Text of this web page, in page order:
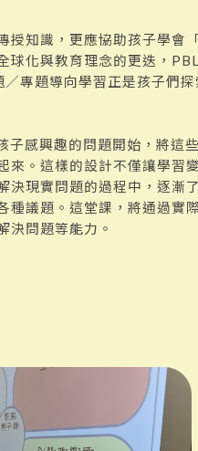
授知識，更應協助孩子學會
球化與教育理念的更迭，
專題導向學習正是孩子們
子感興趣的問題開始，將這
來。這樣的設計不僅讓學習
決現實問題的過程中，逐漸
種議題。這堂課，將通過實
決問題等能力。